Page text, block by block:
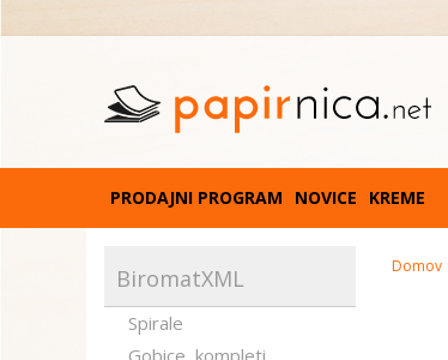
PRODAJNI PROGRAM NOVICE KREME
BiromatXML
Spirale
Gobice, kompleti
Domov